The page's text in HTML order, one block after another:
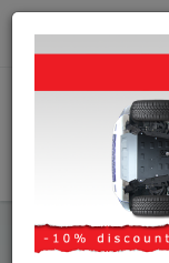
Kryt pod motor